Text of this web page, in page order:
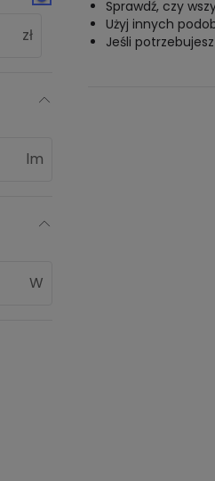
zł
lm
W
Sprawdź, czy
Użyj innych
Jeśli